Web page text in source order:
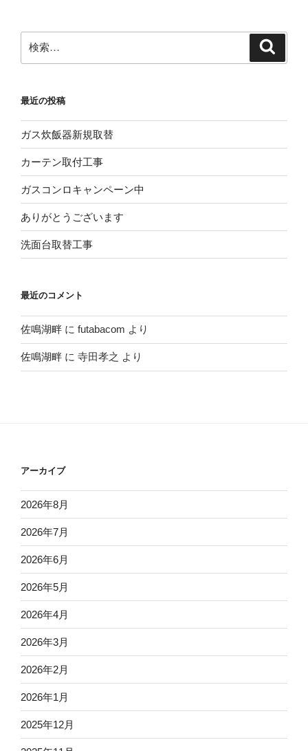
ン
索:
最近の投稿
ガス炊飯器新規取替
カーテン取付工事
ガスコンロキャンペーン中
ありがとうございます
洗面台取替工事
最近のコメント
佐鳴湖畔 に futabacom より
佐鳴湖畔 に 寺田孝之 より
アーカイブ
2026年8月
2026年7月
2026年6月
2026年5月
2026年4月
2026年3月
2026年2月
2026年1月
2025年12月